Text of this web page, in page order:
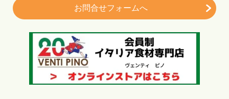
お問合せフォームへ